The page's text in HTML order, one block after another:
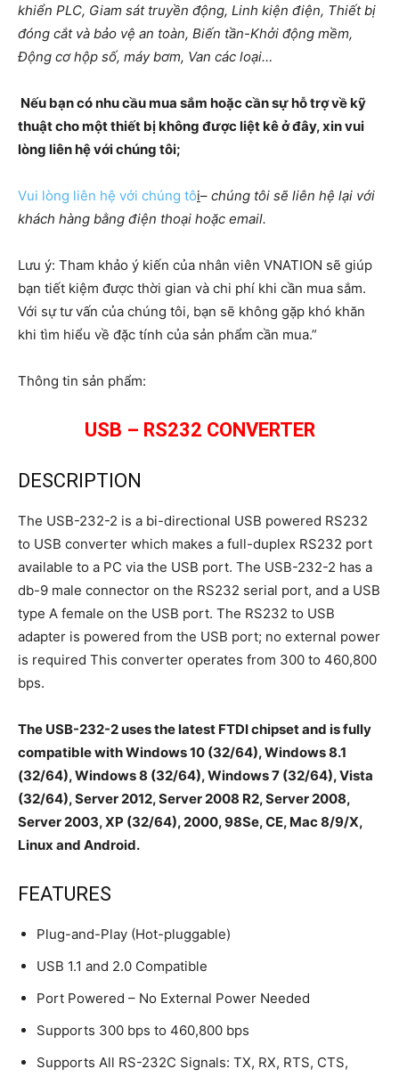
khiển PLC, Giam sát truyền động, Linh kiện điện, Thiết bị
đóng cắt và bảo vệ an toàn, Biến tần-Khởi động mềm,
Động cơ hộp số, máy bơm, Van các loại…
Nếu bạn có nhu cầu mua sắm hoặc cần sự hỗ trợ về kỹ
thuật cho một thiết bị không được liệt kê ở đây, xin vui
lòng liên hệ với chúng tôi;
Vui lòng liên hệ với chúng tôi– chúng tôi sẽ liên hệ lại với
khách hàng bằng điện thoại hoặc email.
Lưu ý: Tham khảo ý kiến của nhân viên VNATION sẽ giúp
bạn tiết kiệm được thời gian và chi phí khi cần mua sắm. ​​
Với sự tư vấn của chúng tôi, bạn sẽ không gặp khó khăn
khi tìm hiểu về đặc tính của sản phẩm cần mua.”
Thông tin sản phẩm:
USB – RS232 CONVERTER
DESCRIPTION
The USB-232-2 is a bi-directional USB powered RS232
to USB converter which makes a full-duplex RS232 port
available to a PC via the USB port. The USB-232-2 has a
db-9 male connector on the RS232 serial port, and a USB
type A female on the USB port. The RS232 to USB
adapter is powered from the USB port; no external power
is required This converter operates from 300 to 460,800
bps.
The USB-232-2 uses the latest FTDI chipset and is fully
compatible with Windows 10 (32/64), Windows 8.1
(32/64), Windows 8 (32/64), Windows 7 (32/64), Vista
(32/64), Server 2012, Server 2008 R2, Server 2008,
Server 2003, XP (32/64), 2000, 98Se, CE, Mac 8/9/X,
Linux and Android.
FEATURES
Plug-and-Play (Hot-pluggable)
USB 1.1 and 2.0 Compatible
Port Powered – No External Power Needed
Supports 300 bps to 460,800 bps
Supports All RS-232C Signals: TX, RX, RTS, CTS,